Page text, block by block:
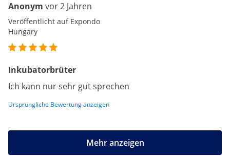
Anonym vor 2 Jahren
Veröffentlicht auf Expondo
Hungary
Inkubatorbrüter
Ich kann nur sehr gut sprechen
Ursprüngliche Bewertung anzeigen
Mehr anzeigen